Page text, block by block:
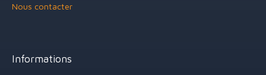
Nous contacter
Informations